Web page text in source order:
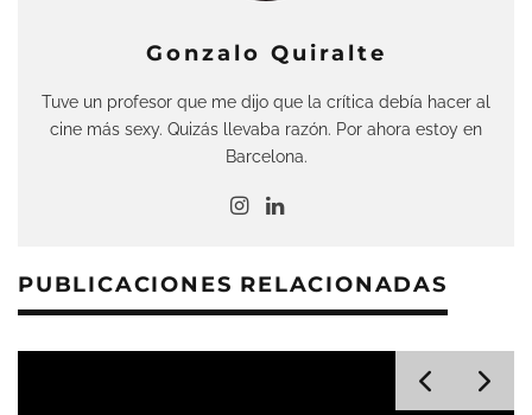
Gonzalo Quiralte
Tuve un profesor que me dijo que la crítica debía hacer al
cine más sexy. Quizás llevaba razón. Por ahora estoy en
Barcelona.
PUBLICACIONES RELACIONADAS